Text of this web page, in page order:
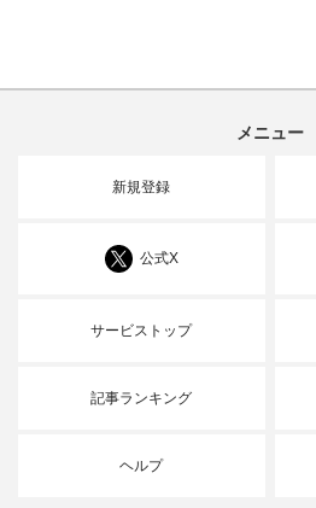
メニュー
新規登録
公式X
サービストップ
記事ランキング
ヘルプ